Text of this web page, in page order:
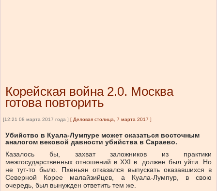
Корейская война 2.0. Москва
готова повторить
[12:21 08 марта 2017 года ] [ Деловая столица, 7 марта 2017 ]
Убийство в Куала-Лумпуре может оказаться восточным
аналогом вековой давности убийства в Сараево.
Казалось бы, захват заложников из практики
межгосударственных отношений в ХХІ в. должен был уйти. Но
не тут-то было. Пхеньян отказался выпускать оказавшихся в
Северной Корее малайзийцев, а Куала-Лумпур, в свою
очередь, был вынужден ответить тем же.